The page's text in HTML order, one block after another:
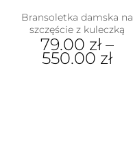
Bransoletka damska na
szczęście z kuleczką
79.00 zł–
550.00 zł